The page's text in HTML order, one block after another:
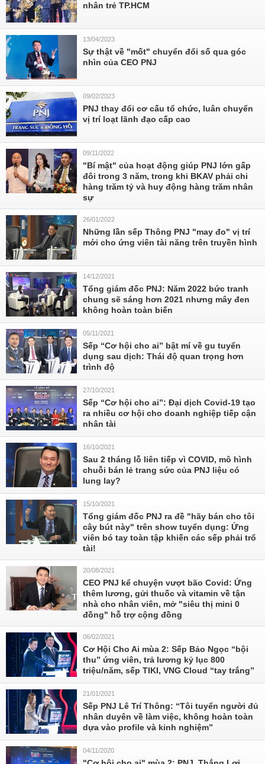
nhân trẻ TP.HCM
13/04/2023
Sự thật về "mốt" chuyển đổi số qua góc
nhìn của CEO PNJ
09/02/2023
PNJ thay đổi cơ cấu tổ chức, luân chuyển
vị trí loạt lãnh đạo cấp cao
09/11/2022
"Bí mật" của hoạt động giúp PNJ lớn gấp
đôi trong 3 năm, trong khi BKAV phải chi
hàng trăm tỷ và huy động hàng trăm nhân
sự
26/01/2022
Những lần sếp Thông PNJ "may đo" vị trí
mới cho ứng viên tài năng trên truyền hình
14/12/2021
Tổng giám đốc PNJ: Năm 2022 bức tranh
chung sẽ sáng hơn 2021 nhưng mây đen
không hoàn toàn biến
05/11/2021
Sếp “Cơ hội cho ai” bật mí về gu tuyển
dụng sau dịch: Thái độ quan trọng hơn
trình độ
27/10/2021
Sếp “Cơ hội cho ai”: Đại dịch Covid-19 tạo
ra nhiều cơ hội cho doanh nghiệp tiếp cận
nhân tài
16/10/2021
Sau 2 tháng lỗ liên tiếp vì COVID, mô hình
chuỗi bán lẻ trang sức của PNJ liệu có
lung lay?
15/10/2021
Tổng giám đốc PNJ ra đề "hãy bán cho tôi
cây bút này" trên show tuyển dụng: Ứng
viên bó tay toàn tập khiến các sếp phải trổ
tài!
20/08/2021
CEO PNJ kể chuyện vượt bão Covid: Ứng
thêm lương, gửi thuốc và vitamin về tận
nhà cho nhân viên, mở "siêu thị mini 0
đồng" hỗ trợ cộng đồng
06/02/2021
Cơ Hội Cho Ai mùa 2: Sếp Bảo Ngọc “bội
thu” ứng viên, trả lương kỷ lục 800
triệu/năm, sếp TIKI, VNG Cloud “tay trắng”
21/01/2021
Sếp PNJ Lê Trí Thông: “Tôi tuyển người đủ
nhân duyên về làm việc, không hoàn toàn
dựa vào profile và kinh nghiệm”
04/11/2020